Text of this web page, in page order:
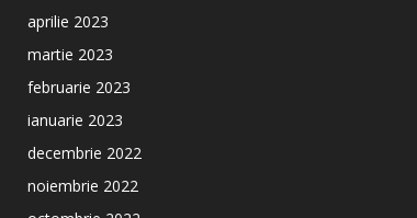
aprilie 2023
martie 2023
februarie 2023
ianuarie 2023
decembrie 2022
noiembrie 2022